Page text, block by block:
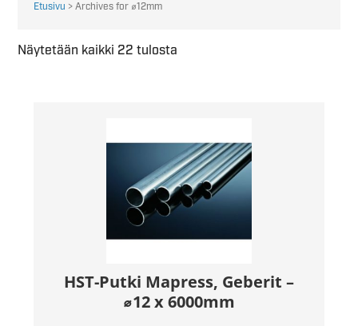
Etusivu > Archives for ⌀12mm
Näytetään kaikki 22 tulosta
HST-Putki Mapress, Geberit –
⌀12 x 6000mm